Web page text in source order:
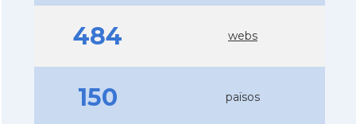
484 webs
150 països